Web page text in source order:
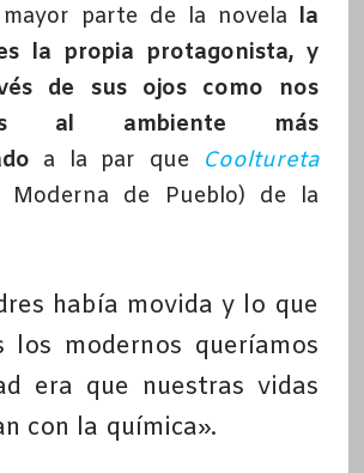
parte de la novela la
la propia protagonista, y
de sus ojos como nos
al ambiente más
a la par que Cooltureta
Moderna de Pueblo) de la
había movida y lo que
los modernos queríamos
era que nuestras vidas
con la química».